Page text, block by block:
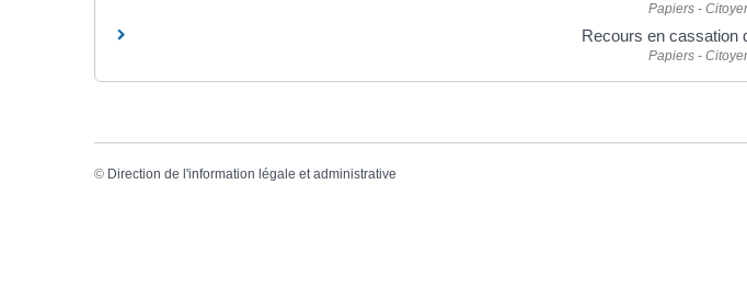
Papiers -
Recours en cassation
Papiers -
© Direction de l'information légale et administrative